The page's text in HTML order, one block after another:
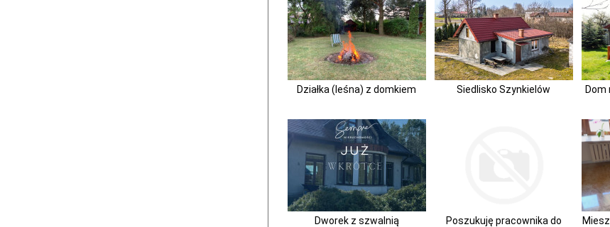
Działka (leśna) z domkiem Siedlisko Szynkielów
Dom
Dworek z szwalnią
Poszukuję pracownika do